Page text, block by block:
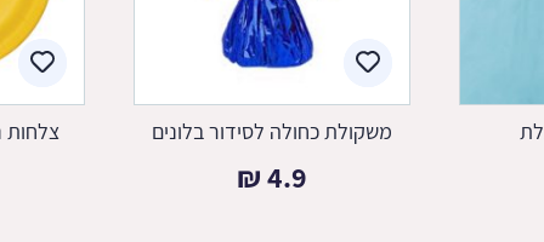
משקולת כחולה לסידור בלונים
4.9
₪
צלחות